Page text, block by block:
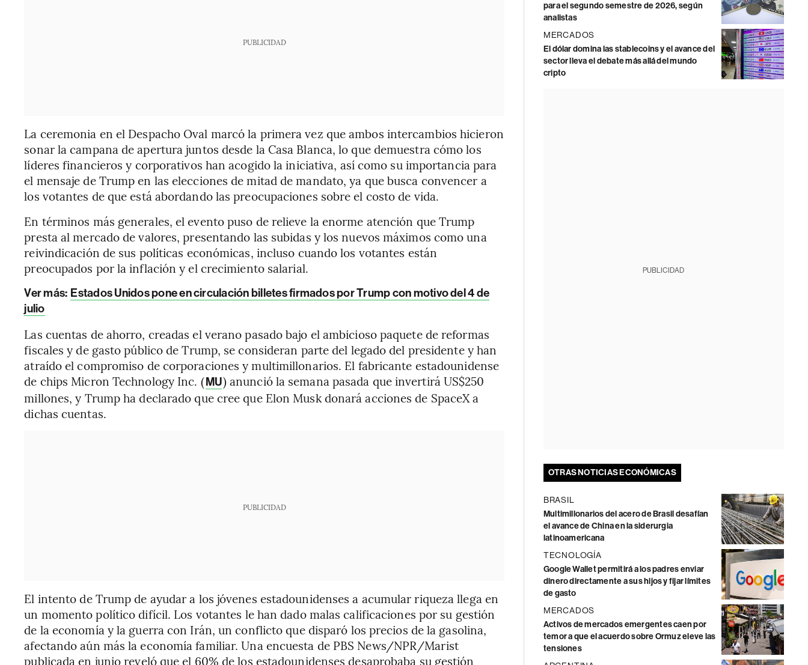
PUBLICIDAD
La ceremonia en el Despacho Oval marcó la primera vez que ambos intercambios hicieron
sonar la campana de apertura juntos desde la Casa Blanca, lo que demuestra cómo los
líderes financieros y corporativos han acogido la iniciativa, así como su importancia para
el mensaje de Trump en las elecciones de mitad de mandato, ya que busca convencer a
los votantes de que está abordando las preocupaciones sobre el costo de vida.
En términos más generales, el evento puso de relieve la enorme atención que Trump
presta al mercado de valores, presentando las subidas y los nuevos máximos como una
reivindicación de sus políticas económicas, incluso cuando los votantes están
preocupados por la inflación y el crecimiento salarial.
Ver más: Estados Unidos pone en circulación billetes firmados por Trump con motivo del 4 de
julio
Las cuentas de ahorro, creadas el verano pasado bajo el ambicioso paquete de reformas
fiscales y de gasto público de Trump, se consideran parte del legado del presidente y han
atraído el compromiso de corporaciones y multimillonarios. El fabricante estadounidense
de chips Micron Technology Inc. (MU) anunció la semana pasada que invertirá US$250
millones, y Trump ha declarado que cree que Elon Musk donará acciones de SpaceX a
dichas cuentas.
PUBLICIDAD
El intento de Trump de ayudar a los jóvenes estadounidenses a acumular riqueza llega en
un momento político difícil. Los votantes le han dado malas calificaciones por su gestión
de la economía y la guerra con Irán, un conflicto que disparó los precios de la gasolina,
afectando aún más la economía familiar. Una encuesta de PBS News/NPR/Marist
publicada en junio reveló que el 60% de los estadounidenses desaprobaba su gestión
para el segundo semestre de 2026, según
analistas
MERCADOS
El dólar domina las stablecoins y el avance del
sector lleva el debate más allá del mundo
cripto
PUBLICIDAD
OTRAS NOTICIAS ECONÓMICAS
BRASIL
Multimillonarios del acero de Brasil desafían
el avance de China en la siderurgia
latinoamericana
TECNOLOGÍA
Google Wallet permitirá a los padres enviar
dinero directamente a sus hijos y fijar límites
de gasto
MERCADOS
Activos de mercados emergentes caen por
temor a que el acuerdo sobre Ormuz eleve las
tensiones